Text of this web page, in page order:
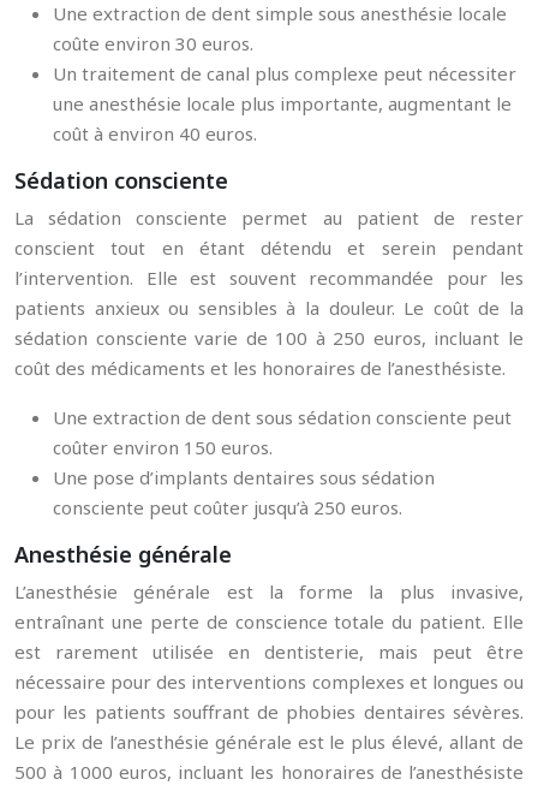
Une extraction de dent simple sous anesthésie locale
coûte environ 30 euros.
Un traitement de canal plus complexe peut nécessiter
une anesthésie locale plus importante, augmentant le
coût à environ 40 euros.
Sédation consciente
La sédation consciente permet au patient de rester
conscient tout en étant détendu et serein pendant
l’intervention. Elle est souvent recommandée pour les
patients anxieux ou sensibles à la douleur. Le coût de la
sédation consciente varie de 100 à 250 euros, incluant le
coût des médicaments et les honoraires de l’anesthésiste.
Une extraction de dent sous sédation consciente peut
coûter environ 150 euros.
Une pose d’implants dentaires sous sédation
consciente peut coûter jusqu’à 250 euros.
Anesthésie générale
L’anesthésie générale est la forme la plus invasive,
entraînant une perte de conscience totale du patient. Elle
est rarement utilisée en dentisterie, mais peut être
nécessaire pour des interventions complexes et longues ou
pour les patients souffrant de phobies dentaires sévères.
Le prix de l’anesthésie générale est le plus élevé, allant de
500 à 1000 euros, incluant les honoraires de l’anesthésiste